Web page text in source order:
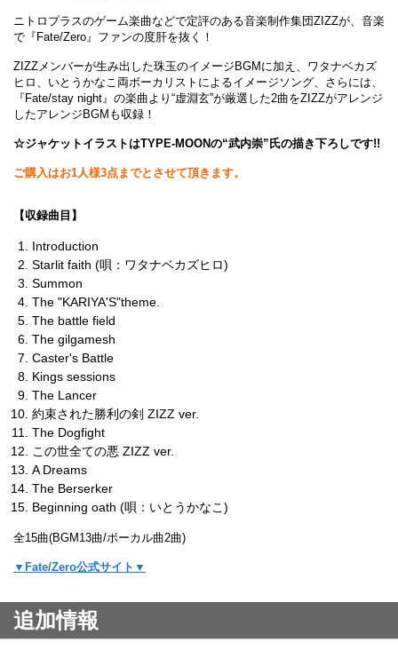
ニトロプラスのゲーム楽曲などで定評のある音楽制作集団ZIZZが、音楽
で『Fate/Zero』ファンの度肝を抜く！
ZIZZメンバーが生み出した珠玉のイメージBGMに加え、ワタナベカズ
ヒロ、いとうかなこ両ボーカリストによるイメージソング、さらには、
『Fate/stay night』の楽曲より“虚淵玄”が厳選した2曲をZIZZがアレンジ
したアレンジBGMも収録！
☆ジャケットイラストはTYPE-MOONの“武内崇”氏の描き下ろしです!!
ご購入はお1人様3点までとさせて頂きます。
【収録曲目】
Introduction
Starlit faith (唄：ワタナベカズヒロ)
Summon
The "KARIYA'S"theme.
The battle field
The gilgamesh
Caster's Battle
Kings sessions
The Lancer
約束された勝利の剣 ZIZZ ver.
The Dogfight
この世全ての悪 ZIZZ ver.
A Dreams
The Berserker
Beginning oath (唄：いとうかなこ)
全15曲(BGM13曲/ボーカル曲2曲)
▼Fate/Zero公式サイト▼
追加情報